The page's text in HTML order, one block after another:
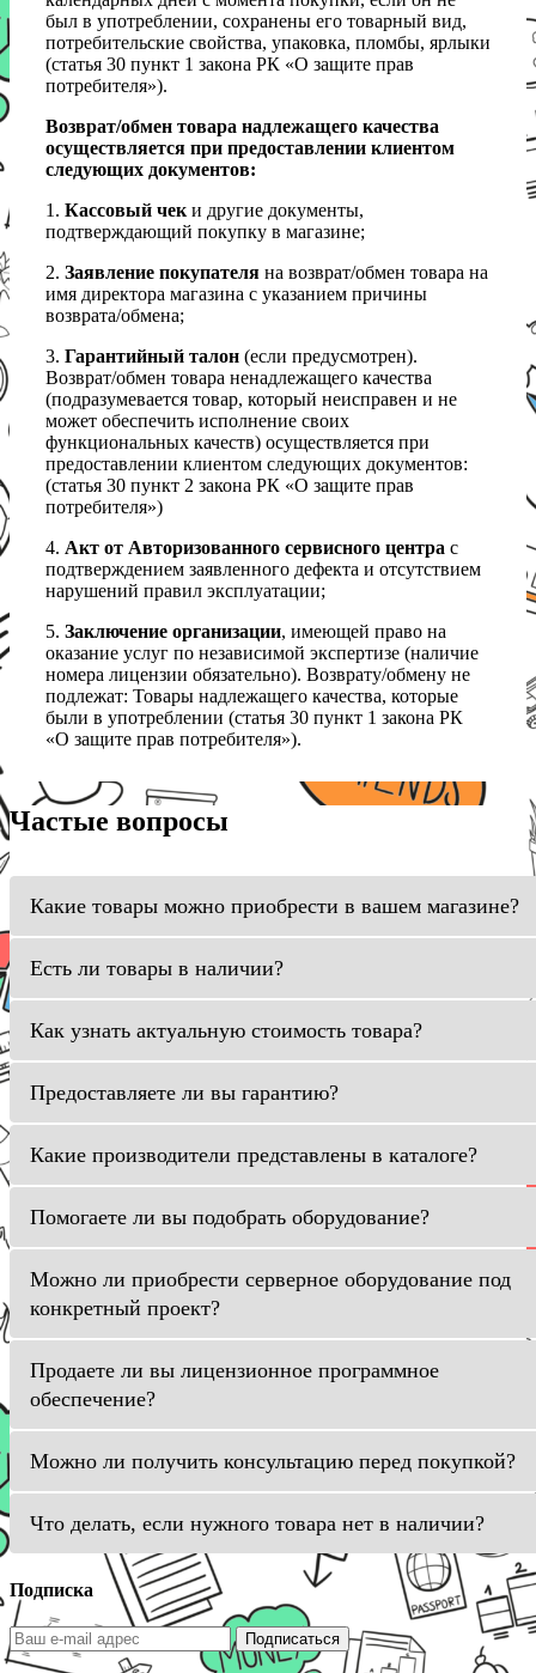
был в употреблении, сохранены его товарный вид,
потребительские свойства, упаковка, пломбы, ярлыки
(статья 30 пункт 1 закона РК «О защите прав
потребителя»).
Возврат/обмен товара надлежащего качества
осуществляется при предоставлении клиентом
следующих документов:
1. Кассовый чеки другие документы,
подтверждающий покупку в магазине;
2. Заявление покупателя на возврат/обмен товара на
имя директора магазина с указанием причины
возврата/обмена;
3. Гарантийный талон (если предусмотрен).
Возврат/обмен товара ненадлежащего качества
(подразумевается товар, который неисправен и не
может обеспечить исполнение своих
функциональных качеств) осуществляется при
предоставлении клиентом следующих документов:
(статья 30 пункт 2 закона РК «О защите прав
потребителя»)
4. Акт от Авторизованного сервисного центра с
подтверждением заявленного дефекта и отсутствием
нарушений правил эксплуатации;
5. Заключение организации, имеющей право на
оказание услуг по независимой экспертизе (наличие
номера лицензии обязательно). Возврату/обмену не
подлежат: Товары надлежащего качества, которые
были в употреблении (статья 30 пункт 1 закона РК
«О защите прав потребителя»).
Частые вопросы
Какие товары можно приобрести в вашем магазине?
Есть ли товары в наличии?
Как узнать актуальную стоимость товара?
Предоставляете ли вы гарантию?
Какие производители представлены в каталоге?
Помогаете ли вы подобрать оборудование?
Можно ли приобрести серверное оборудование под
конкретный проект?
Продаете ли вы лицензионное программное
обеспечение?
Можно ли получить консультацию перед покупкой?
Что делать, если нужного товара нет в наличии?
Подписка
Подписаться